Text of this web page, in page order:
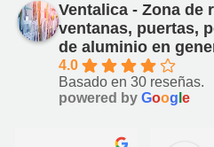
Ventalica - Zona de
ventanas, puertas,
de aluminio en
4.0
Basado en 30 reseñas.
powered by Goog e